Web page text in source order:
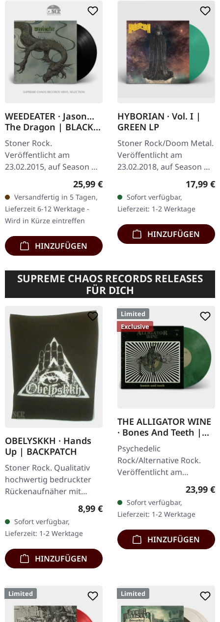
WEEDEATER · Jason...
The Dragon | BLACK
LP
Stoner Rock.
Veröffentlicht am
23.02.2015, auf Season Of
Mist. Schwarzes Vinyl im
Gatefold-Cover. Aus den
dichten Sümpfen des
Südens hervorgehend,…
Regulärer Preis:
25,99 €
Versandfertig in 5 Tagen,
Lieferzeit 6-12 Werktage -
Wird in Kürze eintreffen
HINZUFÜGEN
HYBORIAN · Vol. I |
GREEN LP
Stoner Rock/Doom Metal.
Veröffentlicht am
23.02.2018, auf Season Of
Mist. Transparent grünes
Vinyl im Gatefold-Cover,
limitiert auf 100
Exemplare.…
17,99 €
Sofort verfügbar,
Lieferzeit: 1-2 Werktage
HINZUFÜGEN
SUPREME CHAOS RECORDS RELEASES
FÜR DICH
OBELYSKKH · Hands
Up | BACKPATCH
Stoner Rock. Qualitativ
hochwertig bedruckter
Rückenaufnäher mit
vernähter Kante im Hands
OBELYSKKH Logo. Maß
hochkant: 28 cm Breite…
Regulärer Preis:
8,99 €
Sofort verfügbar,
Lieferzeit: 1-2 Werktage
HINZUFÜGEN
Limited
Exclusive
THE ALLIGATOR WINE
· Bones And Teeth |
MARBLED LP
Psychedelic
Rock/Alternative Rock.
Veröffentlicht am
15.09.2023, auf Supreme
Chaos Records. SCR- und
Band-exklusive Auflage!
Transparent…
23,99 €
Sofort verfügbar,
Lieferzeit: 1-2 Werktage
HINZUFÜGEN
Limited Limited